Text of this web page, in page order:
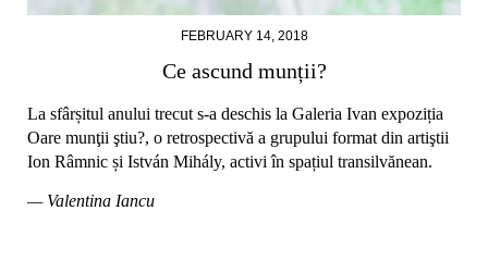
FEBRUARY 14, 2018
Ce ascund munții?
La sfârșitul anului trecut s-a deschis la Galeria Ivan expoziția
Oare munţii ştiu?, o retrospectivă a grupului format din artiştii
Ion Râmnic și István Mihály, activi în spațiul transilvănean.
— Valentina Iancu